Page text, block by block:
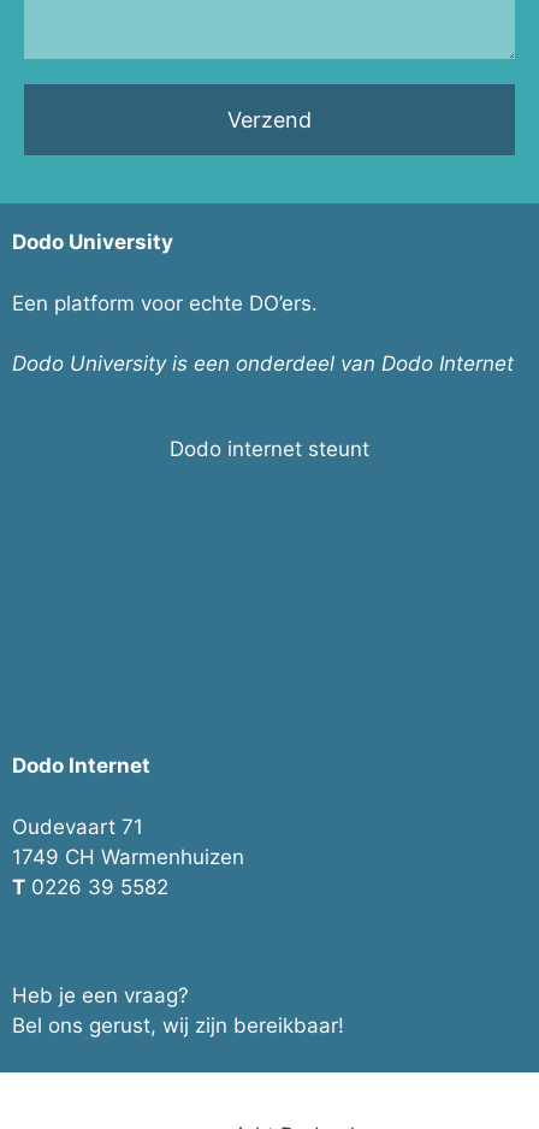
Verzend
Dodo University
Een platform voor echte DO’ers.
Dodo University is een onderdeel van Dodo Internet
Dodo internet steunt
Dodo Internet
Oudevaart 71
1749 CH Warmenhuizen
T 0226 39 5582
Heb je een vraag?
Bel ons gerust, wij zijn bereikbaar!